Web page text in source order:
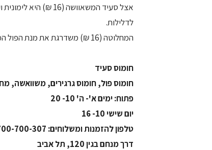
אצל סעיד המשאוושה
לדלילות.
המחלוטה (16 ₪) משדרגת את מנת הפול המוכרת מעבר למה שמוכר מהחומוס המסורתי.
חומוס סעיד
חומוס פול, חומוס גרגירים, משוואשה,
פתוח: ימים א'- ה' 10- 20
יום שישי 10- 16
טלפון להזמנות ומשלוחים: 1-700-700-307
דרך מנחם בגין 120, תל אביב